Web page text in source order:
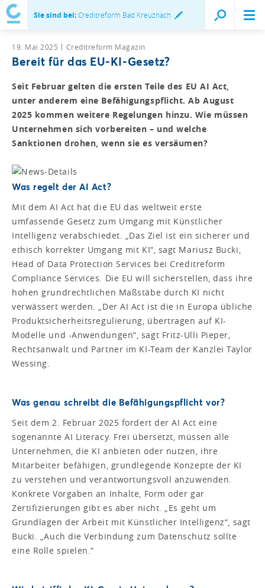
Sie sind bei:Creditreform Bad Kreuznach
19. Mai 2025 Creditreform Magazin
Bereit für das EU-KI-Gesetz?
Seit Februar gelten die ersten Teile des EU AI Act,
unter anderem eine Befähigungspflicht. Ab August
2025 kommen weitere Regelungen hinzu. Wie müssen
Unternehmen sich vorbereiten – und welche
Sanktionen drohen, wenn sie es versäumen?
Was regelt der AI Act?
Mit dem AI Act hat die EU das weltweit erste
umfassende Gesetz zum Umgang mit Künstlicher
Intelligenz verabschiedet. „Das Ziel ist ein sicherer und
ethisch korrekter Umgang mit KI“, sagt Mariusz Bucki,
Head of Data Protection Services bei Creditreform
Compliance Services. Die EU will sicherstellen, dass ihre
hohen grundrechtlichen Maßstäbe durch KI nicht
verwässert werden. „Der AI Act ist die in Europa übliche
Produktsicherheitsregulierung, übertragen auf KI-
Modelle und -Anwendungen“, sagt Fritz-Ulli Pieper,
Rechtsanwalt und Partner im KI-Team der Kanzlei Taylor
Wessing.
Was genau schreibt die Befähigungspflicht vor?
Seit dem 2. Februar 2025 fordert der AI Act eine
sogenannte AI Literacy. Frei übersetzt, müssen alle
Unternehmen, die KI anbieten oder nutzen, ihre
Mitarbeiter befähigen, grundlegende Konzepte der KI
zu verstehen und verantwortungsvoll anzuwenden.
Konkrete Vorgaben an Inhalte, Form oder gar
Zertifizierungen gibt es aber nicht. „Es geht um
Grundlagen der Arbeit mit Künstlicher Intelligenz“, sagt
Bucki. „Auch die Verbindung zum Datenschutz sollte
eine Rolle spielen.“